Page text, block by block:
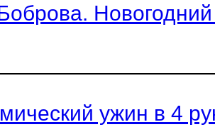
Новогодний
ужин в 4